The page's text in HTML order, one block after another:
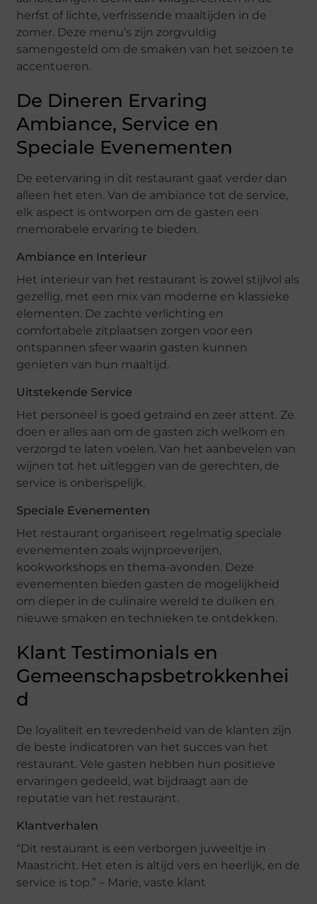
herfst of lichte, verfrissende maaltijden in de
zomer. Deze menu’s zijn zorgvuldig
samengesteld om de smaken van het seizoen te
accentueren.
De Dineren Ervaring
Ambiance, Service en
Speciale Evenementen
De eetervaring in dit restaurant gaat verder dan
alleen het eten. Van de ambiance tot de service,
elk aspect is ontworpen om de gasten een
memorabele ervaring te bieden.
Ambiance en Interieur
Het interieur van het restaurant is zowel stijlvol als
gezellig, met een mix van moderne en klassieke
elementen. De zachte verlichting en
comfortabele zitplaatsen zorgen voor een
ontspannen sfeer waarin gasten kunnen
genieten van hun maaltijd.
Uitstekende Service
Het personeel is goed getraind en zeer attent. Ze
doen er alles aan om de gasten zich welkom en
verzorgd te laten voelen. Van het aanbevelen van
wijnen tot het uitleggen van de gerechten, de
service is onberispelijk.
Speciale Evenementen
Het restaurant organiseert regelmatig speciale
evenementen zoals wijnproeverijen,
kookworkshops en thema-avonden. Deze
evenementen bieden gasten de mogelijkheid
om dieper in de culinaire wereld te duiken en
nieuwe smaken en technieken te ontdekken.
Klant Testimonials en
Gemeenschapsbetrokkenhei
d
De loyaliteit en tevredenheid van de klanten zijn
de beste indicatoren van het succes van het
restaurant. Vele gasten hebben hun positieve
ervaringen gedeeld, wat bijdraagt aan de
reputatie van het restaurant.
Klantverhalen
“Dit restaurant is een verborgen juweeltje in
Maastricht. Het eten is altijd vers en heerlijk, en de
service is top.” – Marie, vaste klant